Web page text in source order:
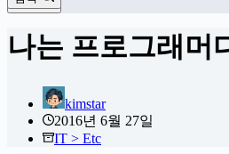
나는 프로그래머
kimstar
2016년 6월 27일
IT > Etc